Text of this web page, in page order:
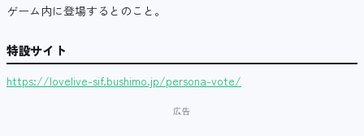
ゲーム内に登場するとのこと。
特設サイト
https://lovelive-sif.bushimo.jp/persona-vote/